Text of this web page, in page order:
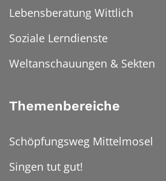
Lebensberatung Wittlich
Soziale Lerndienste
Weltanschauungen & Sekten
Themenbereiche
Schöpfungsweg Mittelmosel
Singen tut gut!